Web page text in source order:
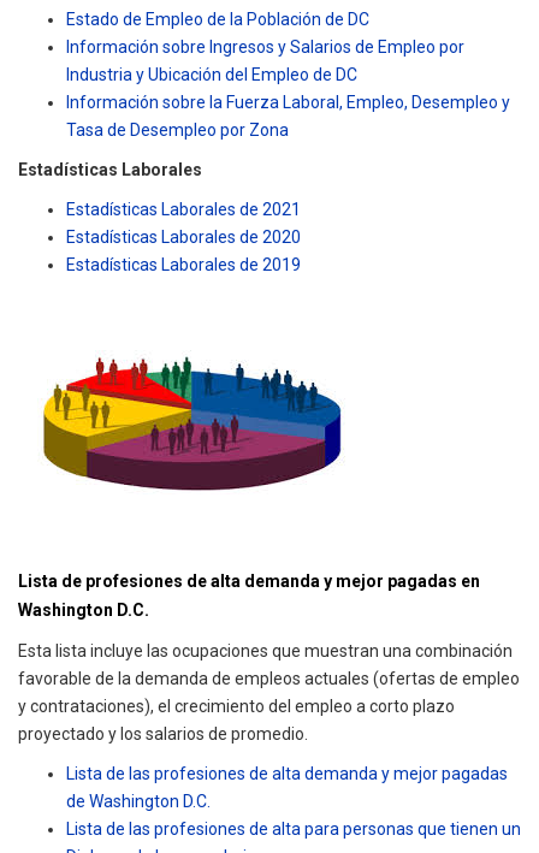
Estado de Empleo de la Población de DC
Información sobre Ingresos y Salarios de Empleo por
Industria y Ubicación del Empleo de DC
Información sobre la Fuerza Laboral, Empleo, Desempleo y
Tasa de Desempleo por Zona
Estadísticas Laborales
Estadísticas Laborales de 2021
Estadísticas Laborales de 2020
Estadísticas Laborales de 2019
Lista de profesiones de alta demanda y mejor pagadas en
Washington D.C.
Esta lista incluye las ocupaciones que muestran una combinación
favorable de la demanda de empleos actuales (ofertas de empleo
y contrataciones), el crecimiento del empleo a corto plazo
proyectado y los salarios de promedio.
Lista de las profesiones de alta demanda y mejor pagadas
de Washington D.C.
Lista de las profesiones de alta para personas que tienen un